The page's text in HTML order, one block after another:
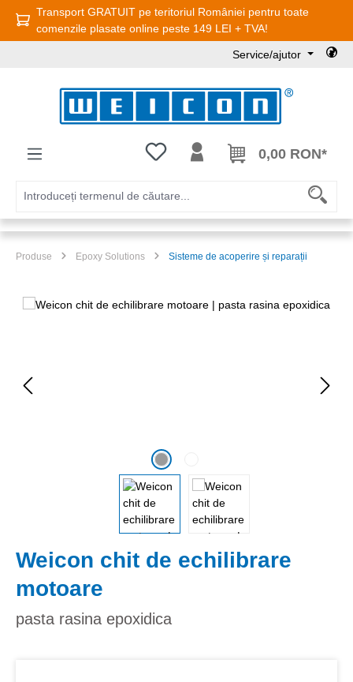
Sari la conținutul principal
Transport GRATUIT pe teritoriul României pentru toate
comenzile plasate online peste 149 LEI + TVA!
Service/ajutor
Aveți 0 articole din lista de dorințe
0,00 RON*
Produse Epoxy Solutions Sisteme de acoperire și reparații
Sari peste galeria de imagini
Weicon chit de echilibrare
motoare
pasta rasina epoxidica